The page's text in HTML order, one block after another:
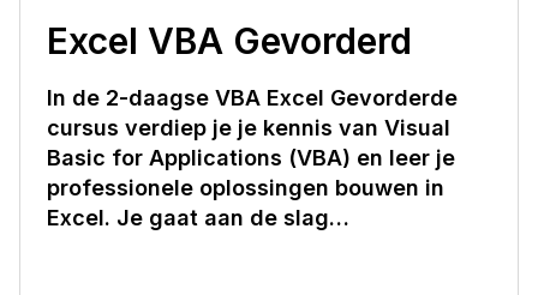
Excel VBA Gevorderd
In de 2-daagse VBA Excel Gevorderde
cursus verdiep je je kennis van Visual
Basic for Applications (VBA) en leer je
professionele oplossingen bouwen in
Excel. Je gaat aan de slag…